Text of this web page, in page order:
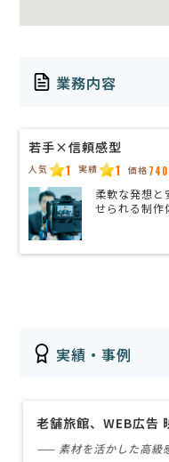
業務内容
若手×信頼感型
人気 1 実績 1 価格
柔軟な発想と
せられる制作
実績・事例
老舗旅館、WEB広告
—— 素材を活かした高級